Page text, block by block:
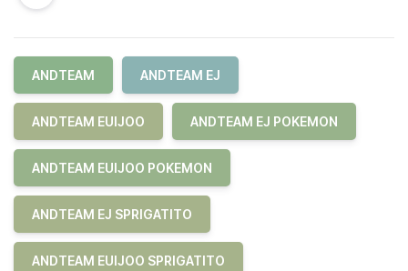
ANDTEAM ANDTEAM EJ
ANDTEAM EUIJOO ANDTEAM EJ POKEMON
ANDTEAM EUIJOO POKEMON
ANDTEAM EJ SPRIGATITO
ANDTEAM EUIJOO SPRIGATITO